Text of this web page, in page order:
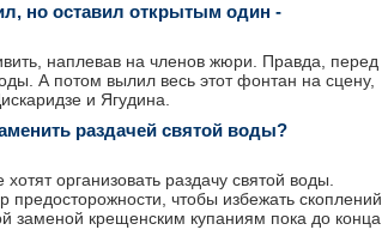
но оставил открытым один -
наплевав на членов жюри. Правда, перед
А потом вылил весь этот фонтан на сцену,
и Ягудина.
раздачей святой воды?
организовать раздачу святой воды.
чтобы избежать скоплений
заменой крещенским купаниям пока до конца